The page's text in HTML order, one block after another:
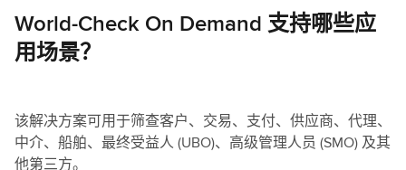
World-Check On Demand 支持哪些应
用场景？
该解决方案可用于筛查客户、交易、支付、供应商、代理、
中介、船舶、最终受益人 (UBO)、高级管理人员 (SMO) 及其
他第三方。